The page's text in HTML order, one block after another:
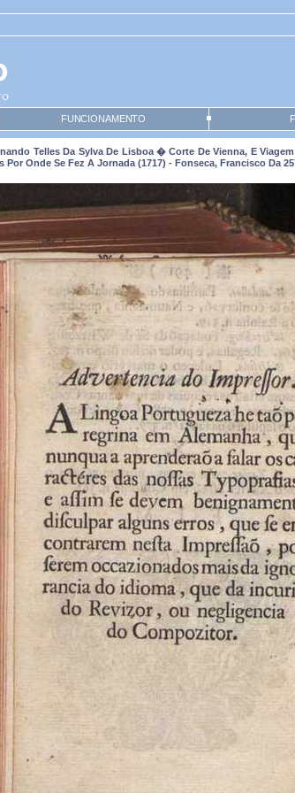
FUNCIONAMENTO
Telles Da Sylva De Lisboa � Corte De Vienna, E
Onde Se Fez A Jornada (1717) - Fonseca, Francisco Da